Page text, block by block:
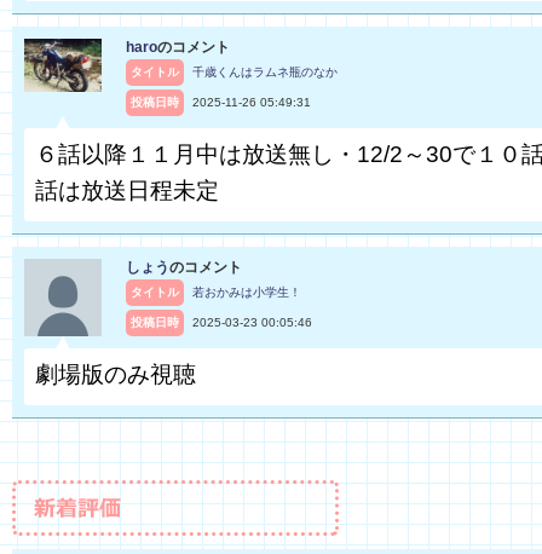
haroのコメント
タイトル 千歳くんはラムネ瓶のなか
投稿日時 2025-11-26 05:49:31
６話以降１１月中は放送無し・12/2～30で１０
話は放送日程未定
しょうのコメント
タイトル 若おかみは小学生！
投稿日時 2025-03-23 00:05:46
劇場版のみ視聴